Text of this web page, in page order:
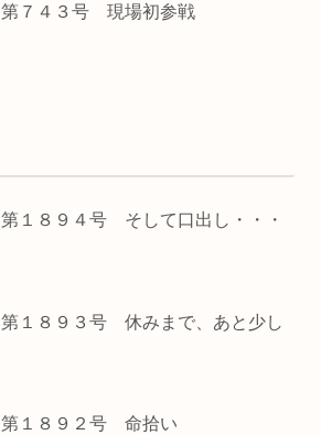
第７４３号 現場初参戦
第１８９４号 そして口出し・・・
第１８９３号 休みまで、あと少し
第１８９２号 命拾い